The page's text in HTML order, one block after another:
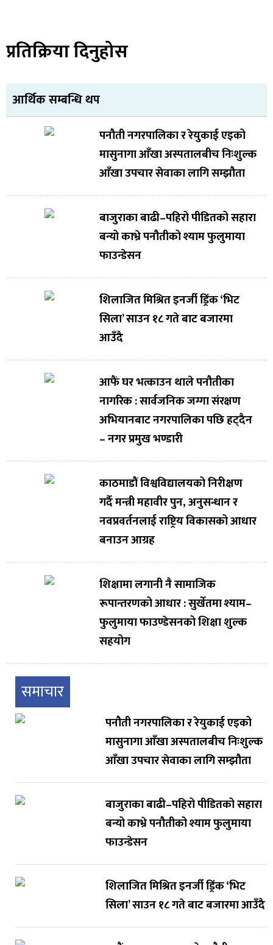
प्रतिक्रिया दिनुहोस
आर्थिक सम्बन्धि थप
पनौती नगरपालिका र रेयुकाई एइको
मासुनागा आँखा अस्पतालबीच निःशुल्क
आँखा उपचार सेवाका लागि सम्झौता
बाजुराका बाढी–पहिरो पीडितको सहारा
बन्यो काभ्रे पनौतीको श्याम फुलुमाया
फाउन्डेसन
शिलाजित मिश्रित इनर्जी ड्रिंक ‘भिट
सिला’ साउन १८ गते बाट बजारमा
आउँदै
आफैं घर भत्काउन थाले पनौतीका
नागरिक : सार्वजनिक जग्गा संरक्षण
अभियानबाट नगरपालिका पछि हट्दैन
– नगर प्रमुख भण्डारी
काठमाडौं विश्वविद्यालयको निरीक्षण
गर्दै मन्त्री महावीर पुन, अनुसन्धान र
नवप्रवर्तनलाई राष्ट्रिय विकासको आधार
बनाउन आग्रह
शिक्षामा लगानी नै सामाजिक
रूपान्तरणको आधार : सुर्खेतमा श्याम–
फुलुमाया फाउण्डेसनको शिक्षा शुल्क
सहयोग
समाचार
पनौती नगरपालिका र रेयुकाई एइको
मासुनागा आँखा अस्पतालबीच निःशुल्क
आँखा उपचार सेवाका लागि सम्झौता
बाजुराका बाढी–पहिरो पीडितको सहारा
बन्यो काभ्रे पनौतीको श्याम फुलुमाया
फाउन्डेसन
शिलाजित मिश्रित इनर्जी ड्रिंक ‘भिट
सिला’ साउन १८ गते बाट बजारमा आउँदै